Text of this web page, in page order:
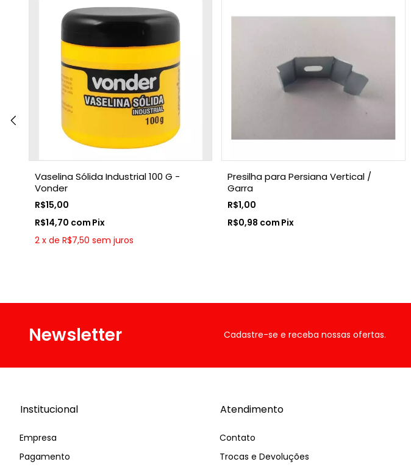
Vaselina Sólida Industrial 100 G -
Vonder
R$15,00
R$14,70 com Pix
2 x de R$7,50 sem juros
Presilha para Persiana Vertical /
Garra
R$1,00
R$0,98 com Pix
Newsletter Cadastre-se e receba nossas ofertas.
Institucional
Empresa
Pagamento
Atendimento
Contato
Trocas e Devoluções